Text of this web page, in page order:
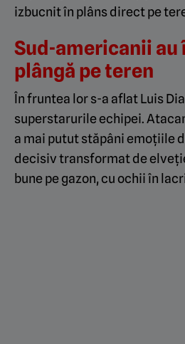
izbucnit în plâns direct pe
Sud-americanii au
plângă pe teren
În fruntea lor s-a aflat Luis
superstarurile echipei.
a mai putut stăpâni emoțiile
decisiv transformat de
bune pe gazon, cu ochii în